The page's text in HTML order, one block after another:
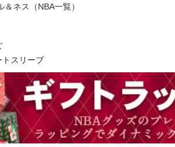
＆ネス（NBA一覧）
トスリーブ